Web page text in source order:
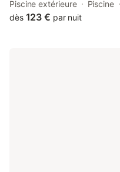
Mesmin. This property
free private parking and free
Piscine extérieure Piscine
dès 123 € par nuit